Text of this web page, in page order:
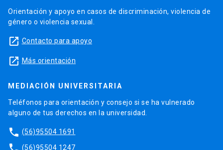
Orientación y apoyo en casos de discriminación, violencia de
género o violencia sexual.
launch Contacto para apoyo
launch Más orientación
MEDIACIÓN UNIVERSITARIA
Teléfonos para orientación y consejo si se ha vulnerado
alguno de tus derechos en la universidad.
phone (56)95504 1691
(56)95504 1247